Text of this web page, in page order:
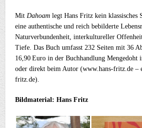
MitDahoam legt Hans Fritz kein klassisches
eine authentische und reich bebilderte
Naturverbundenheit, interkultureller
Tiefe. Das Buch umfasst 232 Seiten mit 36
16,90 Euro in der Buchhandlung Mengedoht
oder direkt beim Autor (www.hans-fritz.de –
fritz.de).
Bildmaterial: Hans Fritz